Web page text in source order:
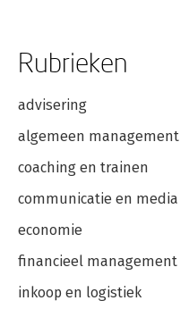
Rubrieken
advisering
algemeen management
coaching en trainen
communicatie en media
economie
financieel management
inkoop en logistiek